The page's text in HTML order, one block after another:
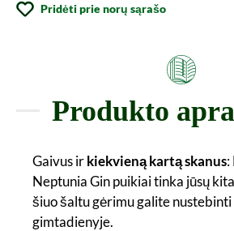
Pridėti prie norų sąrašo
Produkto
Gaivus irkiekvieną kartą skanus:
Neptunia Gin puikiai tinka jūsų
šiuo šaltu gėrimu galite
gimtadienyje.